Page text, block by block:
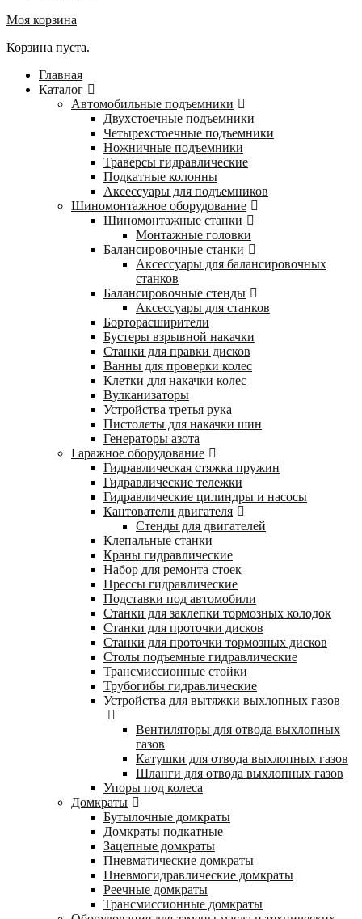
Моя корзина
Корзина пуста.
Главная
Каталог
Автомобильные подъемники
Двухстоечные подъемники
Четырехстоечные подъемники
Ножничные подъемники
Траверсы гидравлические
Подкатные колонны
Аксессуары для подъемников
Шиномонтажное оборудование
Шиномонтажные станки
Монтажные головки
Балансировочные станки
Аксессуары для балансировочных
станков
Балансировочные стенды
Аксессуары для станков
Борторасширители
Бустеры взрывной накачки
Станки для правки дисков
Ванны для проверки колес
Клетки для накачки колес
Вулканизаторы
Устройства третья рука
Пистолеты для накачки шин
Генераторы азота
Гаражное оборудование
Гидравлическая стяжка пружин
Гидравлические тележки
Гидравлические цилиндры и насосы
Кантователи двигателя
Стенды для двигателей
Клепальные станки
Краны гидравлические
Набор для ремонта стоек
Прессы гидравлические
Подставки под автомобили
Станки для заклепки тормозных колодок
Станки для проточки дисков
Станки для проточки тормозных дисков
Столы подъемные гидравлические
Трансмиссионные стойки
Трубогибы гидравлические
Устройства для вытяжки выхлопных газов
Вентиляторы для отвода выхлопных
газов
Катушки для отвода выхлопных газов
Шланги для отвода выхлопных газов
Упоры под колеса
Домкраты
Бутылочные домкраты
Домкраты подкатные
Зацепные домкраты
Пневматические домкраты
Пневмогидравлические домкраты
Реечные домкраты
Трансмиссионные домкраты